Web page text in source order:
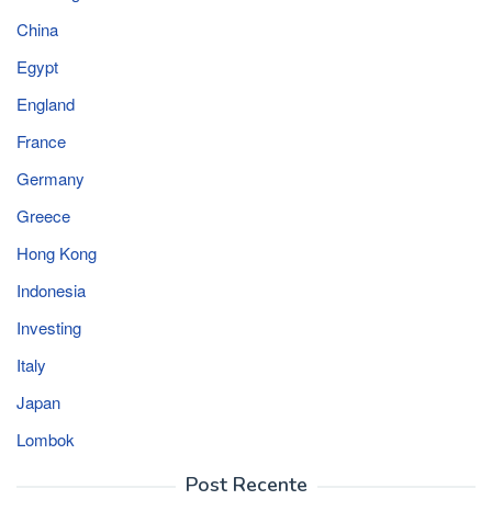
China
Egypt
England
France
Germany
Greece
Hong Kong
Indonesia
Investing
Italy
Japan
Lombok
Post Recente